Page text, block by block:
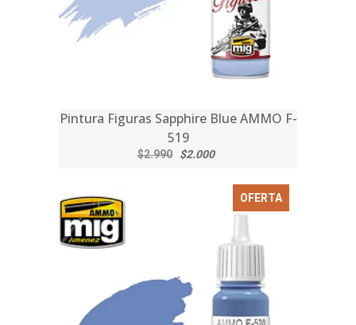
Pintura Figuras Sapphire Blue AMMO F-
519
$2.990 $2.000
OFERTA